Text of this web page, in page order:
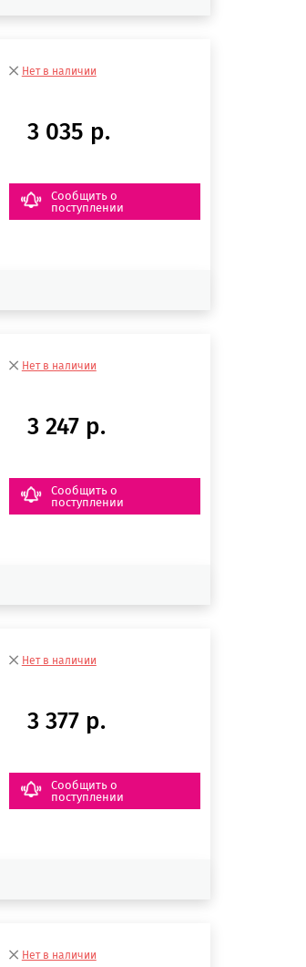
Нет в наличии
3 035 р.
Сообщить о
поступлении
Нет в наличии
3 247 р.
Сообщить о
поступлении
Нет в наличии
3 377 р.
Сообщить о
поступлении
Нет в наличии